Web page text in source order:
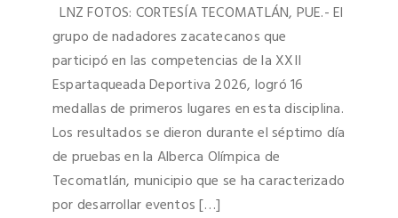
LNZ FOTOS: CORTESÍA TECOMATLÁN, PUE.- El
grupo de nadadores zacatecanos que
participó en las competencias de la XXII
Espartaqueada Deportiva 2026, logró 16
medallas de primeros lugares en esta disciplina.
Los resultados se dieron durante el séptimo día
de pruebas en la Alberca Olímpica de
Tecomatlán, municipio que se ha caracterizado
por desarrollar eventos […]